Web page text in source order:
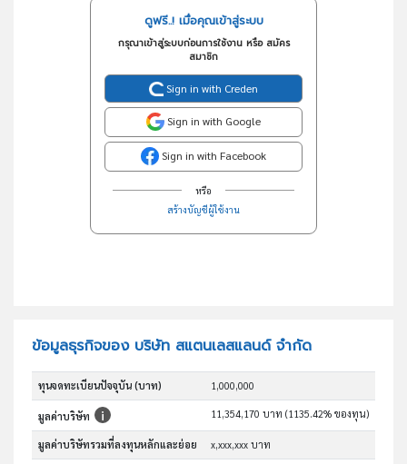
ดูฟรี..! เมื่อคุณเข้าสู่ระบบ
กรุณาเข้าสู่ระบบก่อนการใช้งาน หรือ สมัคร
สมาชิก
Sign in with Creden
Sign in with Google
Sign in with Facebook
หรือ
สร้างบัญชีผู้ใช้งาน
ข้อมูลธุรกิจของ บริษัท สแตนเลสแลนด์ จำกัด
ทุนจดทะเบียนปัจจุบัน (บาท) 1,000,000
มูลค่าบริษัท 11,354,170 บาท (1135.42% ของทุน)
มูลค่าบริษัทรวมที่ลงทุนหลักและย่อย x,xxx,xxx บาท